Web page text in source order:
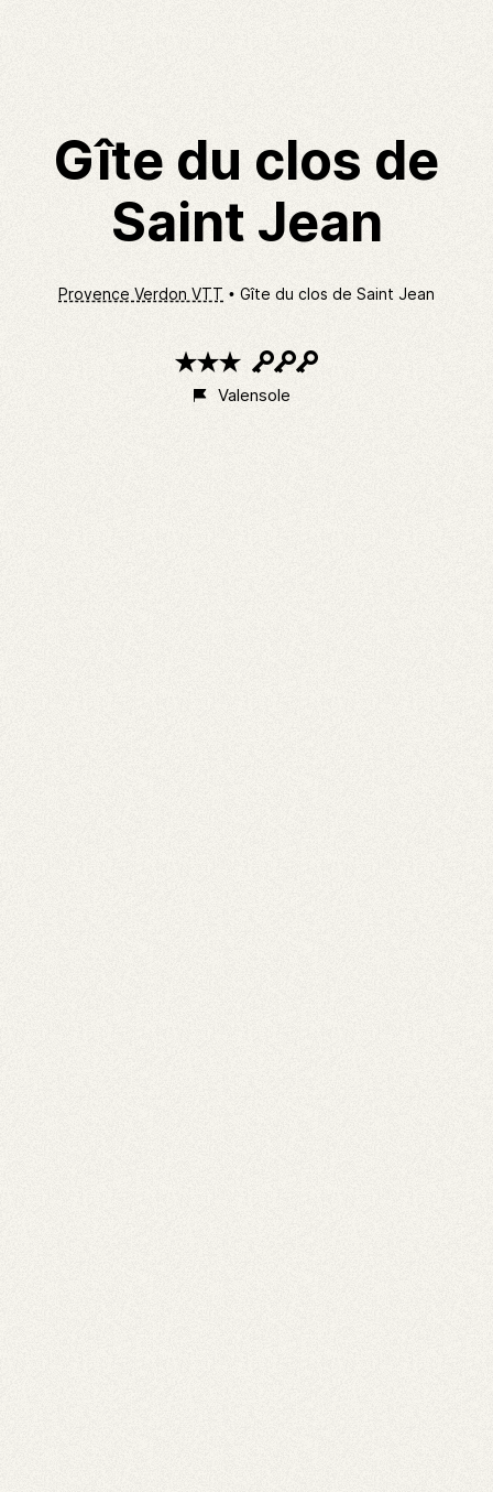
Gîte du clos de
Saint Jean
Provence Verdon VTT Gîte du clos de Saint Jean
3
étoiles
Valensole